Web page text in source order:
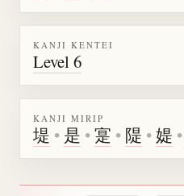
KANJI KENTEI
Level 6
KANJI MIRIP
堤 • 是 •寔 • 隄 •媞 •